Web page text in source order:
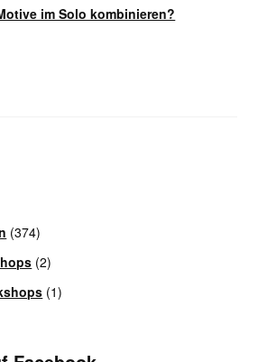
im Solo kombinieren?
(374)
(2)
(1)